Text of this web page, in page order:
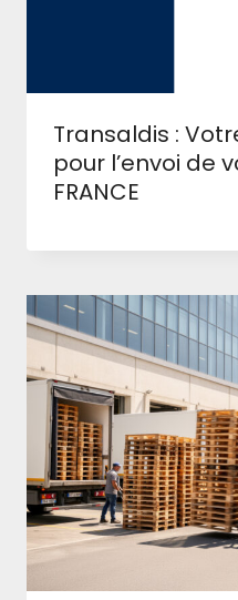
Transaldis :
pour l’envoi de
FRANCE